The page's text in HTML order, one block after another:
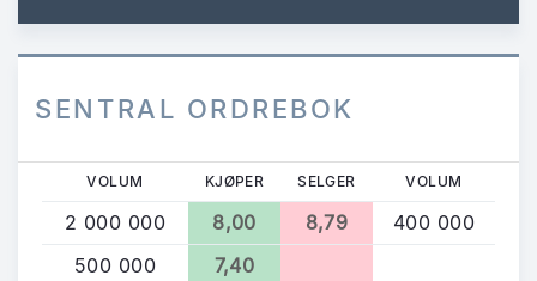
SENTRAL ORDREBOK
VOLUM KJØPER SELGER VOLUM
2 000 000 8,00 8,79
400 000
500 000
7,40